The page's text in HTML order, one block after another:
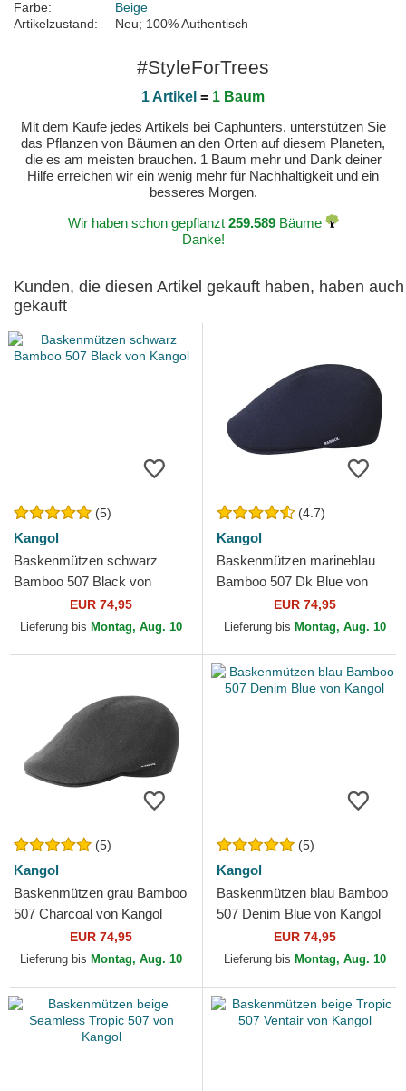
Farbe:
Beige
Artikelzustand:
Neu; 100% Authentisch
#StyleForTrees
1 Artikel = 1 Baum
Mit dem Kaufe jedes Artikels bei Caphunters, unterstützen Sie
das Pflanzen von Bäumen an den Orten auf diesem Planeten,
die es am meisten brauchen. 1 Baum mehr und Dank deiner
Hilfe erreichen wir ein wenig mehr für Nachhaltigkeit und ein
besseres Morgen.
Wir haben schon gepflanzt 259.589Bäume
Danke!
Kunden, die diesen Artikel gekauft haben, haben auch
gekauft
(5)
Kangol
Baskenmützen schwarz
Bamboo 507 Black von
EUR 74,95
Lieferung bis Montag, Aug. 10
(4.7)
Kangol
Baskenmützen marineblau
Bamboo 507 Dk Blue von
EUR 74,95
Lieferung bis Montag, Aug. 10
(5)
Kangol
Baskenmützen grau Bamboo
507 Charcoal von Kangol
EUR 74,95
Lieferung bis Montag, Aug. 10
(5)
Kangol
Baskenmützen blau Bamboo
507 Denim Blue von Kangol
EUR 74,95
Lieferung bis Montag, Aug. 10